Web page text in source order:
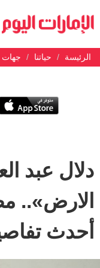
الرئيسة حياتنا جهات
دلال عبد
الارض»..
أحدث